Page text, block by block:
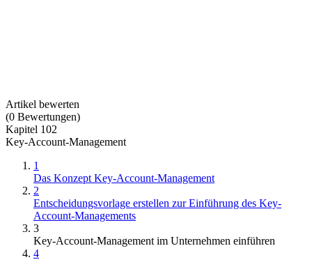
Artikel bewerten
(0 Bewertungen)
Kapitel 102
Key-Account-Management
1
Das Konzept Key-Account-Management
2
Entscheidungsvorlage erstellen zur Einführung des Key-
Account-Managements
3
Key-Account-Management im Unternehmen einführen
4